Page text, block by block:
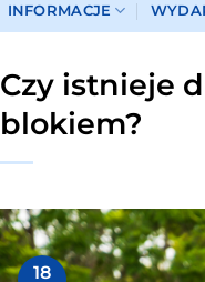
INFORMACJE
Czy istnieje
blokiem?
18